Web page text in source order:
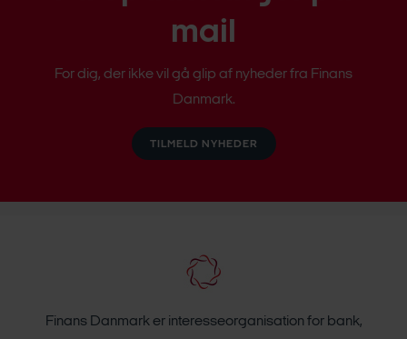
mail
For dig, der ikke vil gå glip af nyheder fra Finans
Danmark.
TILMELD NYHEDER
Finans Danmark er interesseorganisation for bank,